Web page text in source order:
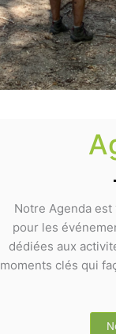
Notre Agenda
pour les
dédiées aux
moments clés qui